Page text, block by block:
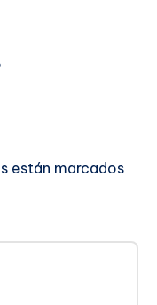
están marcados